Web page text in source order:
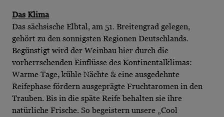
Das Klima
Das sächsische Elbtal, am 51. Breitengrad gelegen,
gehört zu den sonnigsten Regionen Deutschlands.
Begünstigt wird der Weinbau hier durch die
vorherrschenden Einflüsse des Kontinentalklimas:
Warme Tage, kühle Nächte & eine ausgedehnte
Reifephase fördern ausgeprägte Fruchtaromen in den
Trauben. Bis in die späte Reife behalten sie ihre
natürliche Frische. So begeistern unsere „Cool